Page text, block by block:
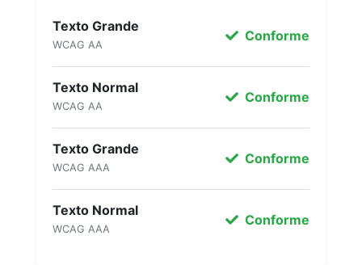
Texto Grande
WCAG AA
Conforme
Texto Normal
WCAG AA
Conforme
Texto Grande
WCAG AAA
Conforme
Texto Normal
WCAG AAA
Conforme